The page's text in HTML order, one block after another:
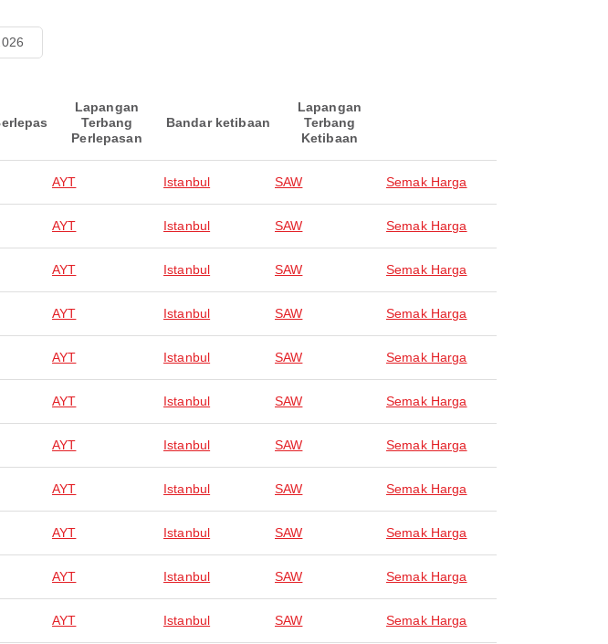
Lapangan
Terbang
Perlepasan
Bandar ketibaan
Lapangan
Terbang
Ketibaan
AYT Istanbul SAW Semak Harga
AYT Istanbul SAW Semak Harga
AYT Istanbul SAW Semak Harga
AYT Istanbul SAW Semak Harga
AYT Istanbul SAW Semak Harga
AYT Istanbul SAW Semak Harga
AYT Istanbul SAW Semak Harga
AYT Istanbul SAW Semak Harga
AYT Istanbul SAW Semak Harga
AYT Istanbul SAW Semak Harga
AYT Istanbul SAW Semak Harga